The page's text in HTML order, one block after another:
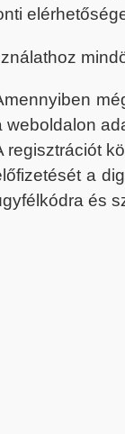
weboldalon
regisztrációt
a
és